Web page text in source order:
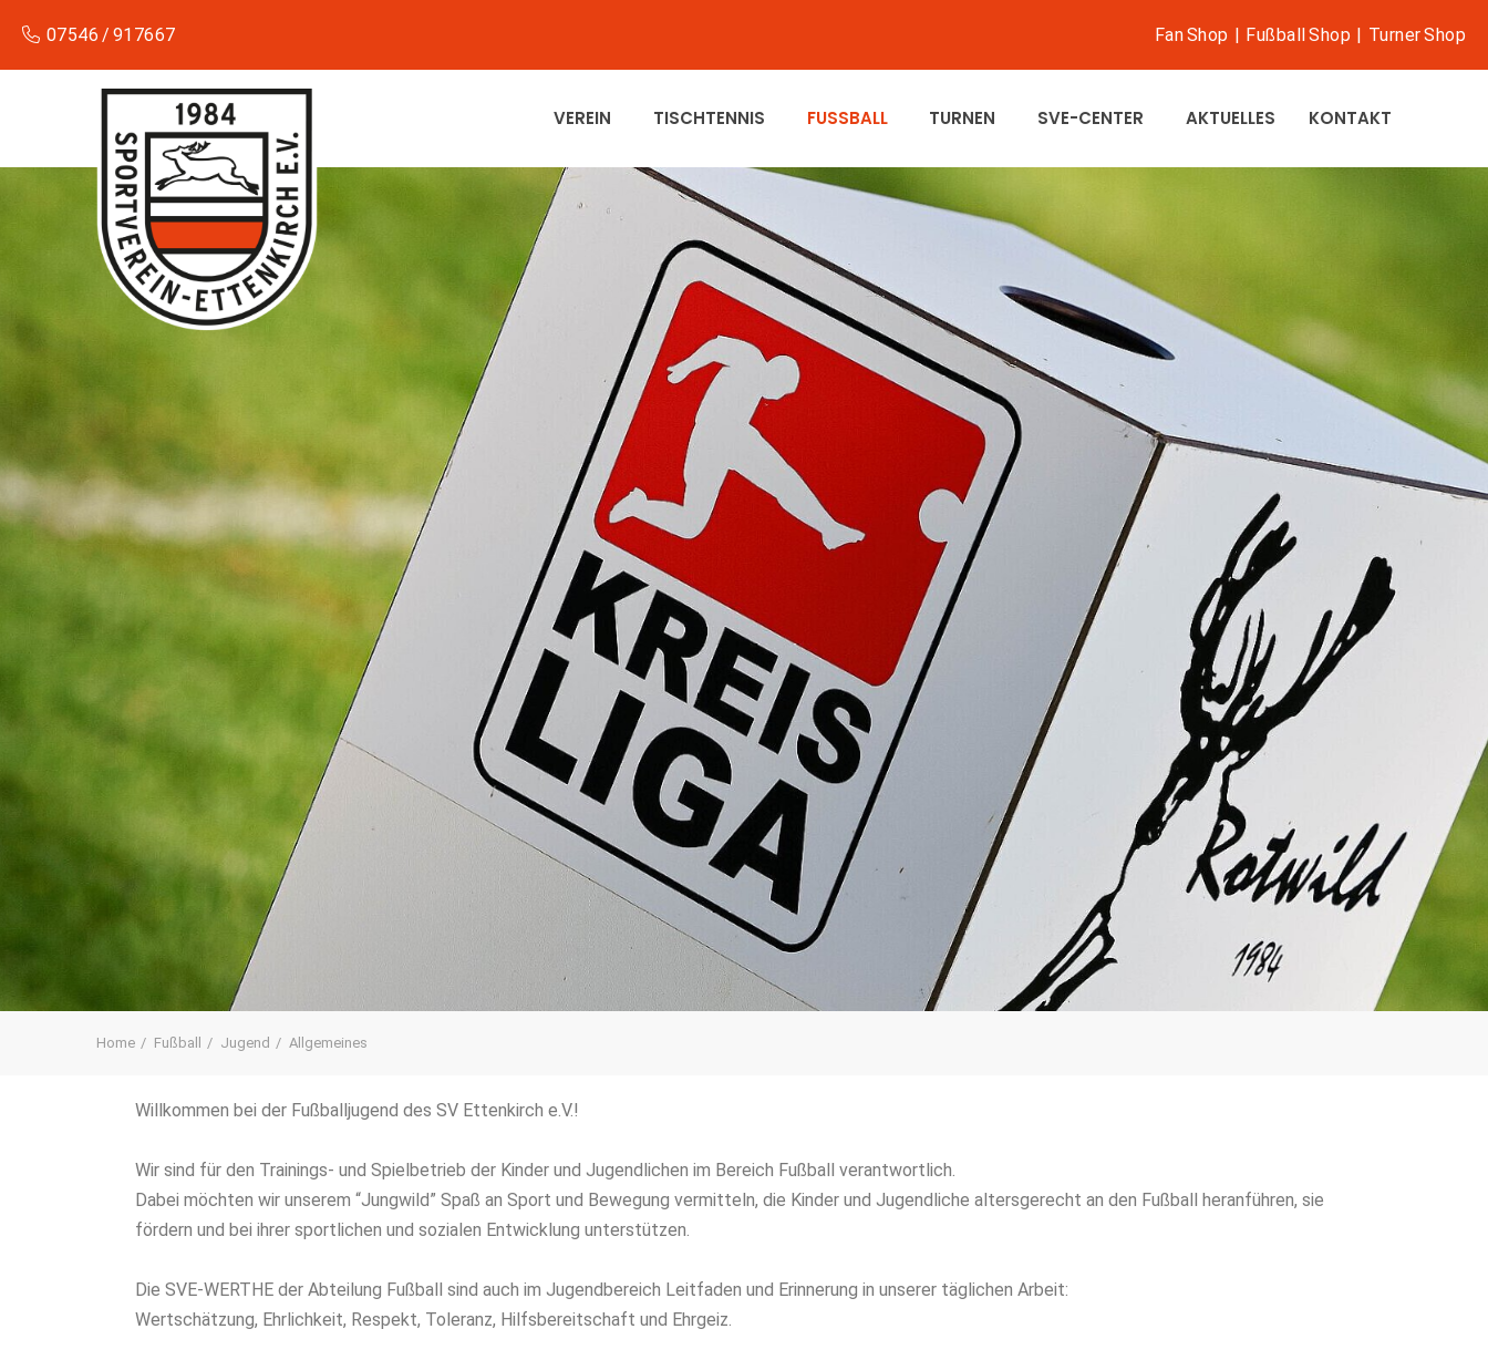
07546 / 917667 Fan Shop | Fußball Shop | Turner Shop
VEREIN TISCHTENNIS FUSSBALL TURNEN SVE-CENTER AKTUELLES KONTAKT
Home Fußball Jugend Allgemeines
Willkommen bei der Fußballjugend des SV Ettenkirch e.V.!
Wir sind für den Trainings- und Spielbetrieb der Kinder und Jugendlichen im Bereich Fußball verantwortlich.
Dabei möchten wir unserem “Jungwild” Spaß an Sport und Bewegung vermitteln, die Kinder und Jugendliche altersgerecht an den Fußball heranführen, sie
fördern und bei ihrer sportlichen und sozialen Entwicklung unterstützen.
Die SVE-WERTHE der Abteilung Fußball sind auch im Jugendbereich Leitfaden und Erinnerung in unserer täglichen Arbeit:
Wertschätzung, Ehrlichkeit, Respekt, Toleranz, Hilfsbereitschaft und Ehrgeiz.